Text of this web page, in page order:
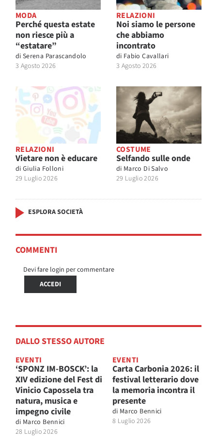
MODA
Perché questa estate
non riesce più a
“estatare”
di Serena Parascandolo
3 Agosto 2026
RELAZIONI
Noi siamo le persone
che abbiamo
incontrato
di Fabio Cavallari
3 Agosto 2026
RELAZIONI
Vietare non è educare
di Giulia Folloni
29 Luglio 2026
COSTUME
Selfando sulle onde
di Marco Di Salvo
29 Luglio 2026
ESPLORA SOCIETÀ
COMMENTI
Devi fare login per commentare
ACCEDI
DALLO STESSO AUTORE
EVENTI
‘SPONZ IM-BOSCK’: la
XIV edizione del Fest di
Vinicio Capossela tra
natura, musica e
impegno civile
di Marco Bennici
28 Luglio 2026
EVENTI
Carta Carbonia 2026: il
festival letterario dove
la memoria incontra il
presente
di Marco Bennici
8 Luglio 2026